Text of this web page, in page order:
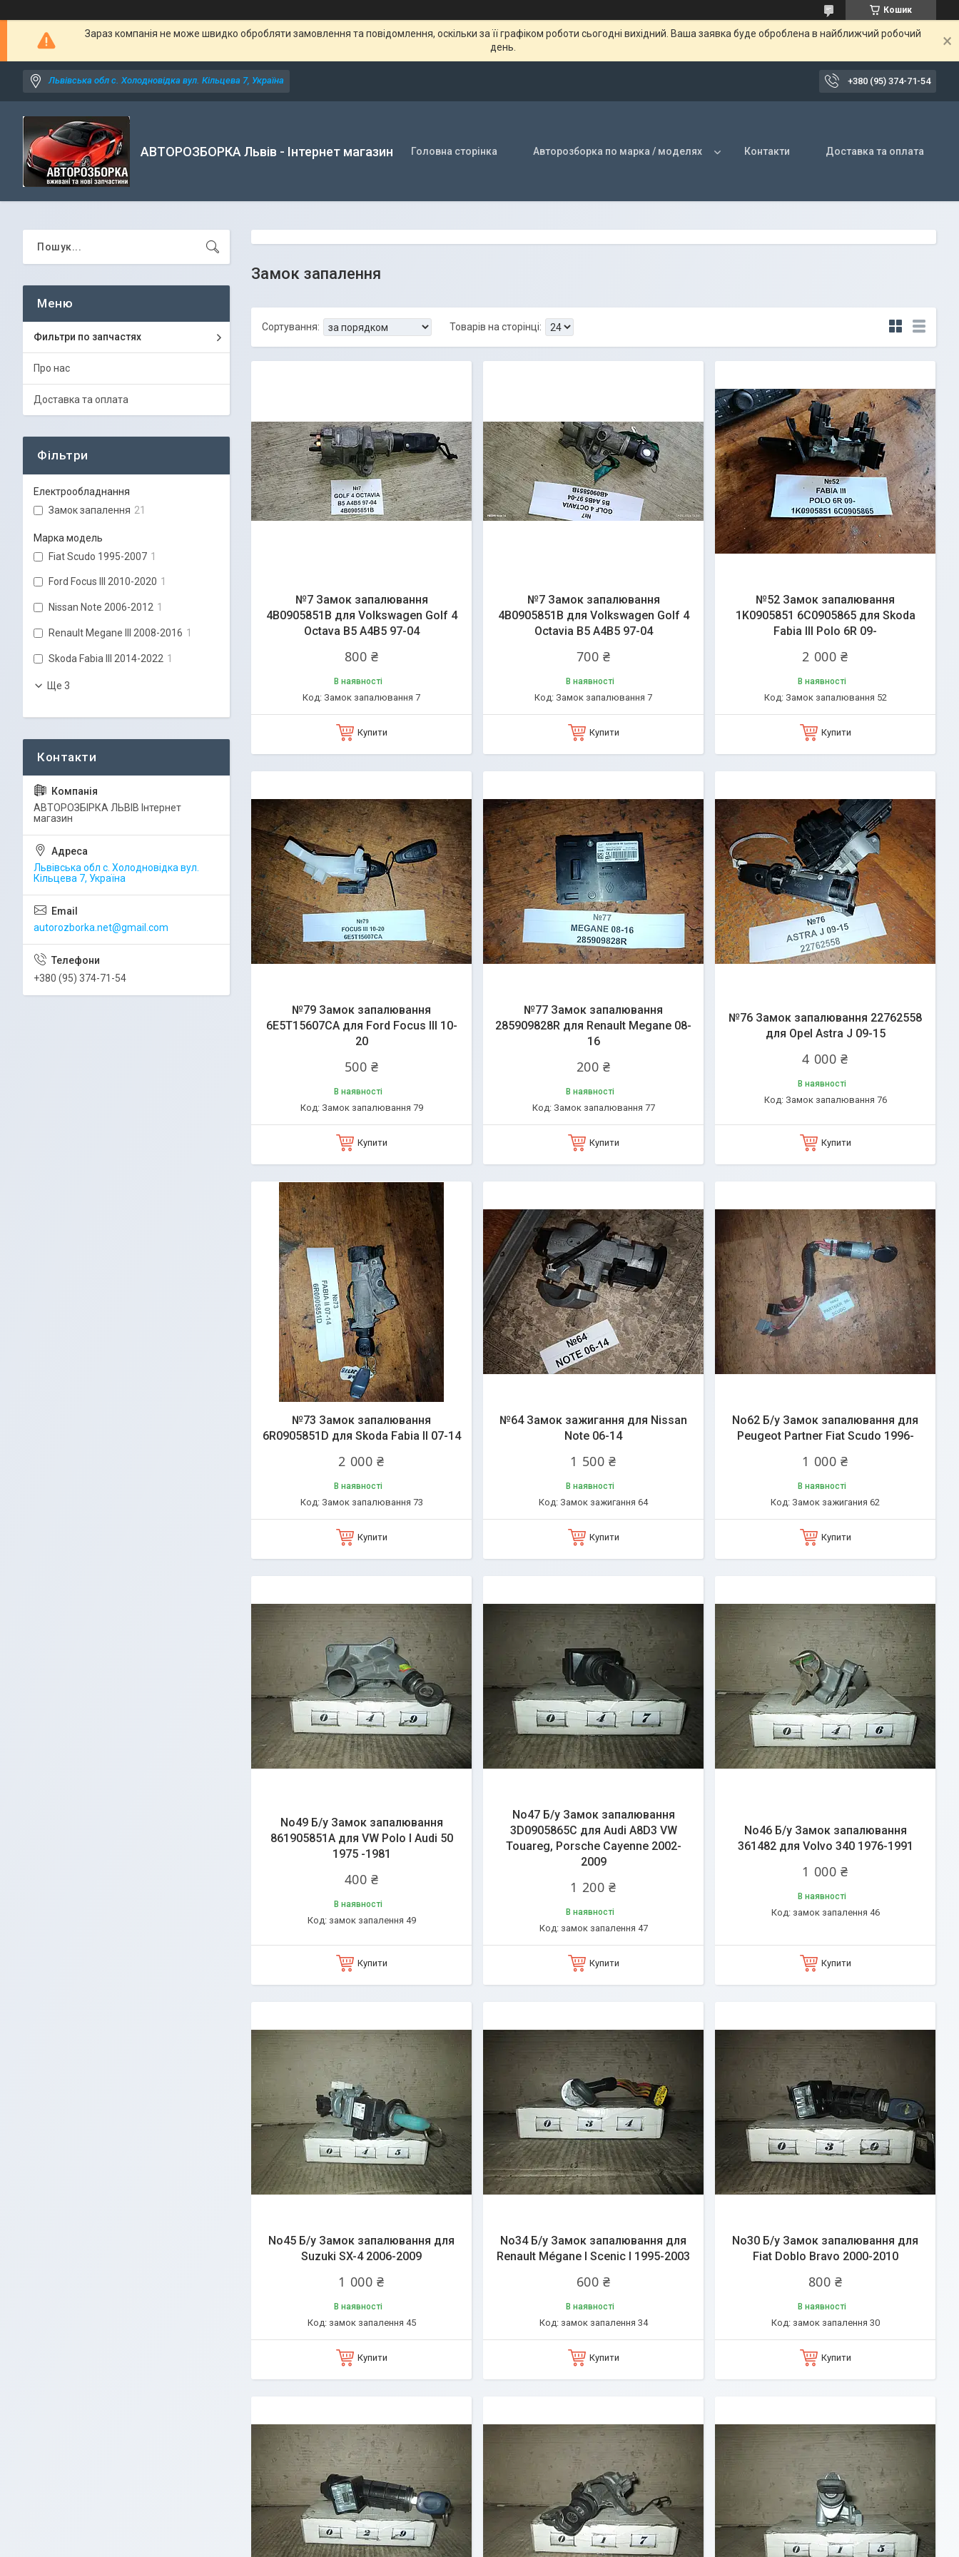
Кошик
Зараз компанія не може швидко обробляти замовлення та повідомлення, оскільки за її графіком роботи сьогодні вихідний. Ваша заявка буде оброблена в найближчий робочий
день.
Львівська обл с. Холодновідка вул. Кільцева 7, Україна +380 (95) 374-71-54
АВТОРОЗБОРКА Львів - Інтернет магазин Головна сторінка Авторозборка по марка / моделях Контакти Доставка та оплата
Замок запалення
№7 Замок запалювання
4B0905851B для Volkswagen Golf 4
Octava B5 A4B5 97-04
800 ₴
В наявності
Замок запалювання 7
Купити
№7 Замок запалювання
4B0905851B для Volkswagen Golf 4
Octavia B5 A4B5 97-04
700 ₴
В наявності
Замок запалювання 7
Купити
№52 Замок запалювання
1K0905851 6C0905865 для Skoda
Fabia III Polo 6R 09-
2 000 ₴
В наявності
Замок запалювання 52
Купити
№79 Замок запалювання
6E5T15607CA для Ford Focus III 10-
20
500 ₴
В наявності
Замок запалювання 79
Купити
№77 Замок запалювання
285909828R для Renault Megane 08-
16
200 ₴
В наявності
Замок запалювання 77
Купити
№76 Замок запалювання 22762558
для Opel Astra J 09-15
4 000 ₴
В наявності
Замок запалювання 76
Купити
№73 Замок запалювання
6R0905851D для Skoda Fabia II 07-14
2 000 ₴
В наявності
Замок запалювання 73
Купити
№64 Замок зажигання для Nissan
Note 06-14
1 500 ₴
В наявності
Замок зажигання 64
Купити
No62 Б/у Замок запалювання для
Peugeot Partner Fiat Scudo 1996-
1 000 ₴
В наявності
Замок зажигания 62
Купити
No49 Б/у Замок запалювання
861905851A для VW Polo I Audi 50
1975 -1981
400 ₴
В наявності
замок запалення 49
Купити
No47 Б/у Замок запалювання
3D0905865C для Audi A8D3 VW
Touareg, Porsche Cayenne 2002-
2009
1 200 ₴
В наявності
замок запалення 47
Купити
No46 Б/у Замок запалювання
361482 для Volvo 340 1976-1991
1 000 ₴
В наявності
замок запалення 46
Купити
No45 Б/у Замок запалювання для
Suzuki SX-4 2006-2009
1 000 ₴
В наявності
замок запалення 45
Купити
No34 Б/у Замок запалювання для
Renault Mégane I Scenic I 1995-2003
600 ₴
В наявності
замок запалення 34
Купити
No30 Б/у Замок запалювання для
Fiat Doblo Bravo 2000-2010
800 ₴
В наявності
замок запалення 30
Купити
Фильтри по запчастях
Про нас
Доставка та оплата
Фільтри
Електрообладнання
Замок запалення 21
Марка модель
Fiat Scudo 1995-2007 1
Ford Focus III 2010-2020 1
Nissan Note 2006-2012 1
Renault Megane III 2008-2016 1
Skoda Fabia III 2014-2022 1
Ще 3
АВТОРОЗБІРКА ЛЬВІВ Інтернет
магазин
Львівська обл с. Холодновідка вул.
Кільцева 7, Україна
autorozborka.net@gmail.com
+380 (95) 374-71-54